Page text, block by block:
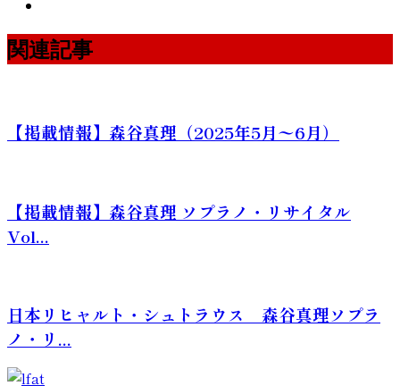
関連記事
【掲載情報】森谷真理（2025年5月〜6月）
【掲載情報】森谷真理 ソプラノ・リサイタル
Vol...
日本リヒャルト・シュトラウス 森谷真理ソプラ
ノ・リ...